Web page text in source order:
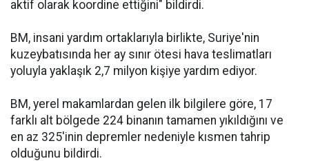
aktif olarak koordine ettiğini" bildirdi.
BM, insani yardım ortaklarıyla birlikte, Suriye'nin
kuzeybatısında her ay sınır ötesi hava teslimatları
yoluyla yaklaşık 2,7 milyon kişiye yardım ediyor.
BM, yerel makamlardan gelen ilk bilgilere göre, 17
farklı alt bölgede 224 binanın tamamen yıkıldığını ve
en az 325'inin depremler nedeniyle kısmen tahrip
olduğunu bildirdi.